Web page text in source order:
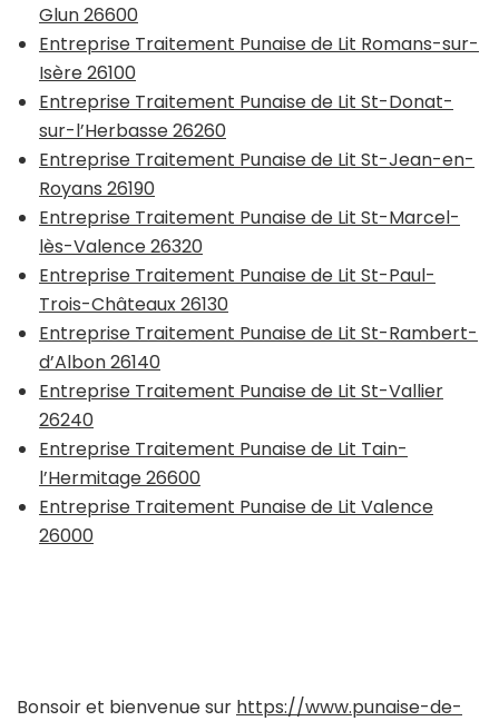
Glun 26600
Entreprise Traitement Punaise de Lit Romans-sur-
Isère 26100
Entreprise Traitement Punaise de Lit St-Donat-
sur-l’Herbasse 26260
Entreprise Traitement Punaise de Lit St-Jean-en-
Royans 26190
Entreprise Traitement Punaise de Lit St-Marcel-
lès-Valence 26320
Entreprise Traitement Punaise de Lit St-Paul-
Trois-Châteaux 26130
Entreprise Traitement Punaise de Lit St-Rambert-
d’Albon 26140
Entreprise Traitement Punaise de Lit St-Vallier
26240
Entreprise Traitement Punaise de Lit Tain-
l’Hermitage 26600
Entreprise Traitement Punaise de Lit Valence
26000
Bonsoir et bienvenue sur https://www.punaise-de-